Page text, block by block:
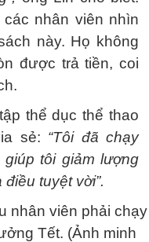
nhân viên nhìn
này. Họ không
được trả tiền, coi
thể dục thể thao
sẻ: “Tôi đã chạy
tôi giảm lượng
tuyệt vời”.